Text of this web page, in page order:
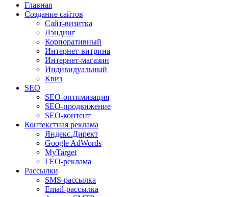
Главная
Создание сайтов
Сайт-визитка
Лэндинг
Корпоративный
Интернет-витрина
Интернет-магазин
Индивидуальный
Квиз
SEO
SEO-оптимизация
SEO-продвижение
SEO-контент
Контекстная реклама
Яндекс.Директ
Google AdWords
MyTarget
ГЕО-реклама
Рассылки
SMS-рассылка
Email-рассылка